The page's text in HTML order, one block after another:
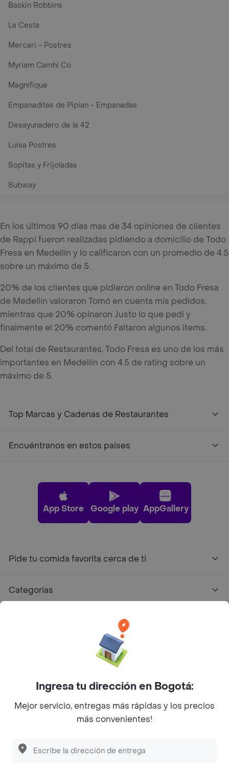
Baskin Robbins
La Cesta
Mercari - Postres
Myriam Camhi Co
Magnifique
Empanaditas de Pipian - Empanadas
Desayunadero de la 42
Luisa Postres
Sopitas y Frijoladas
Subway
En los últimos 90 días mas de 34 opiniones de clientes
de Rappi fueron realizadas pidiendo a domicilio de Todo
Fresa en Medellín y lo calificaron con un promedio de 4.5
sobre un máximo de 5.
20% de los clientes que pidieron online en Todo Fresa
de Medellín valoraron Tomó en cuenta mis pedidos,
mientras que 20% opinaron Justo lo que pedí y
finalmente el 20% comentó Faltaron algunos items.
Del total de Restaurantes, Todo Fresa es uno de los más
importantes en Medellín con 4.5 de rating sobre un
máximo de 5.
Top Marcas y Cadenas de Restaurantes
Encuéntranos en estos países
App Store Google play AppGallery
Pide tu comida favorita cerca de ti
Categorías
Facebook
Twitter
Instagram
©2026Rappi Inc. All rights reserved.
Ingresa tu dirección en Bogotá:
Mejor servicio, entregas más rápidas y los precios
más convenientes!